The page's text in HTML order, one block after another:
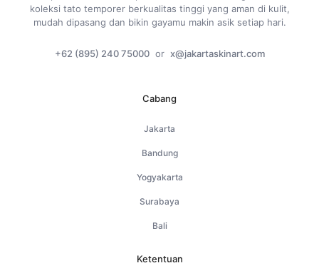
koleksi tato temporer berkualitas tinggi yang aman di kulit,
mudah dipasang dan bikin gayamu makin asik setiap hari.
+62 (895) 240 75000 or x@jakartaskinart.com
Cabang
Jakarta
Bandung
Yogyakarta
Surabaya
Bali
Ketentuan